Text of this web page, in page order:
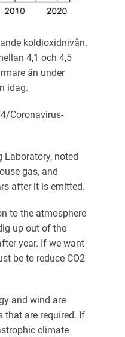
koldioxidnivån.
4,1 och 4,5
än under
idag.
Coronavirus-
Laboratory, noted
gas, and
after it is emitted.
to the atmosphere
up out of the
year. If we want
be to reduce CO2
and wind are
that are required. If
climate